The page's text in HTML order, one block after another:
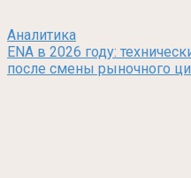
Аналитика
ENA в 2026 году:
после смены рыночного